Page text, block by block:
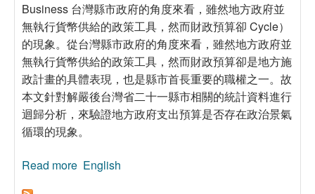
Business 台灣縣市政府的角度來看，雖然地方政府並
無執行貨幣供給的政策工具，然而財政預算卻 Cycle）
的現象。從台灣縣市政府的角度來看，雖然地方政府並
無執行貨幣供給的政策工具，然而財政預算卻是地方施
政計畫的具體表現，也是縣市首長重要的職權之一。故
本文針對解嚴後台灣省二十一縣市相關的統計資料進行
迴歸分析，來驗證地方政府支出預算是否存在政治景氣
循環的現象。
Read more about 台灣地方財政的政治景氣循環分析：固定
English